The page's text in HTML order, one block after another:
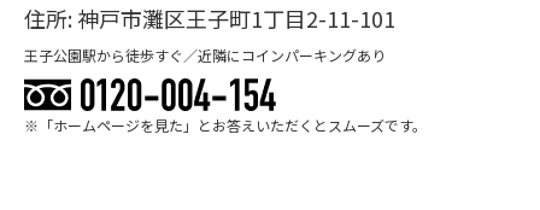
住所: 神戸市灘区王子町1丁目2-11-101
王子公園駅から徒歩すぐ／近隣にコインパーキングあり
※「ホームページを見た」とお答えいただくとスムーズです。